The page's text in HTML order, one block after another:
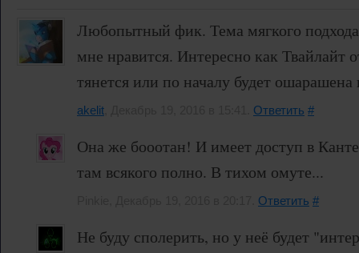
Любопытный фик. Тема мягкого
мне нравится. Интересно как Твайлайт
тянется или по началу будет
akelit Ответить #
Она же бооотан! И имеет доступ в
там всякого полно. В тихом омуте...
Ответить #
Не буду сполерить, но у неё будет